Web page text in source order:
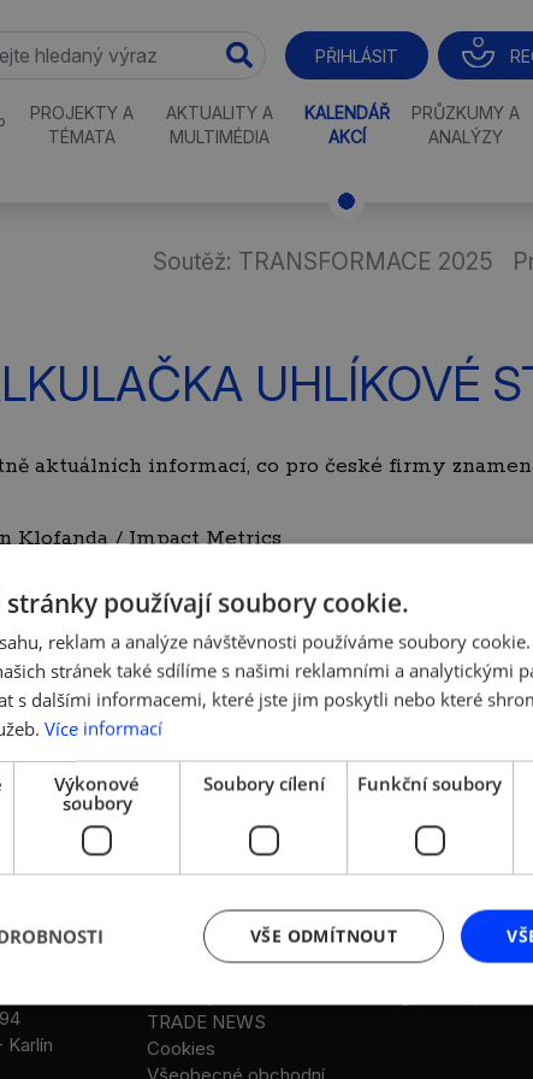
PŘIHLÁSIT
PROJEKTY A
TÉMATA
AKTUALITY A
MULTIMÉDIA
KALENDÁŘ
AKCÍ
PRŮZKUMY A
ANALÝZY
Soutěž: TRANSFORMACE 2025
UHLÍKOVÉ
aktuálních informací, co pro české firmy
Klofanda / Impact Metrics
– vhodné řešení pro malé firmy i cesta jak
financování ze strany bank, program ELENA –
na e-shopu AMSP ČR, člen 200 Kč, nečlen
Karlín
Stanovy AMSP ČR
Reference
TRADE NEWS
Cookies
Legislativní rada
Legislativní návrhy
stránky používají soubory cookie.
reklam a analýze návštěvnosti používáme soubory
stránek také sdílíme s našimi reklamními a analytickými
s dalšími informacemi, které jste jim poskytli nebo které
Více informací
Výkonové
soubory
Soubory cílení Funkční soubory
VŠE ODMÍTNOUT